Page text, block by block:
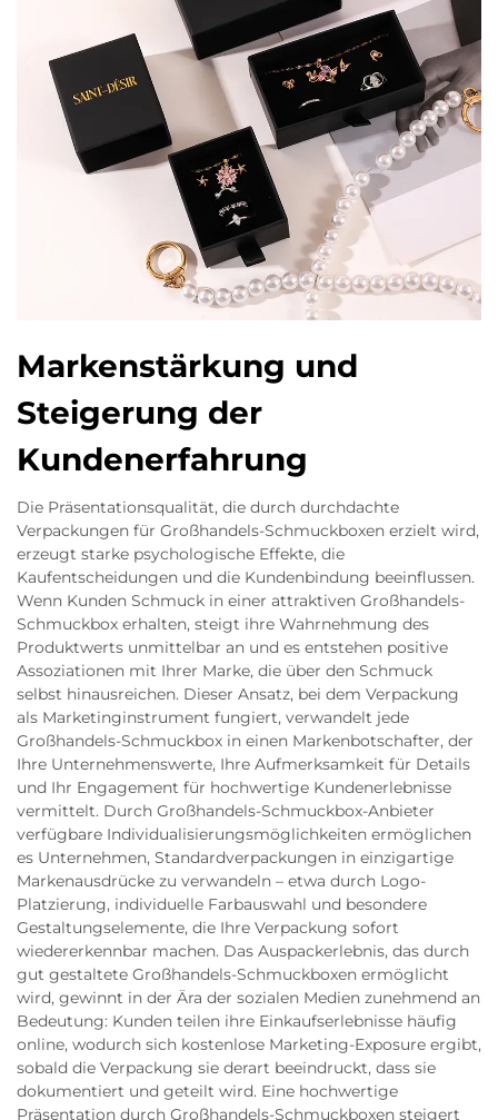
Markenstärkung und
Steigerung der
Kundenerfahrung
Die Präsentationsqualität, die durch durchdachte
Verpackungen für Großhandels-Schmuckboxen erzielt wird,
erzeugt starke psychologische Effekte, die
Kaufentscheidungen und die Kundenbindung beeinflussen.
Wenn Kunden Schmuck in einer attraktiven Großhandels-
Schmuckbox erhalten, steigt ihre Wahrnehmung des
Produktwerts unmittelbar an und es entstehen positive
Assoziationen mit Ihrer Marke, die über den Schmuck
selbst hinausreichen. Dieser Ansatz, bei dem Verpackung
als Marketinginstrument fungiert, verwandelt jede
Großhandels-Schmuckbox in einen Markenbotschafter, der
Ihre Unternehmenswerte, Ihre Aufmerksamkeit für Details
und Ihr Engagement für hochwertige Kundenerlebnisse
vermittelt. Durch Großhandels-Schmuckbox-Anbieter
verfügbare Individualisierungsmöglichkeiten ermöglichen
es Unternehmen, Standardverpackungen in einzigartige
Markenausdrücke zu verwandeln – etwa durch Logo-
Platzierung, individuelle Farbauswahl und besondere
Gestaltungselemente, die Ihre Verpackung sofort
wiedererkennbar machen. Das Auspackerlebnis, das durch
gut gestaltete Großhandels-Schmuckboxen ermöglicht
wird, gewinnt in der Ära der sozialen Medien zunehmend an
Bedeutung: Kunden teilen ihre Einkaufserlebnisse häufig
online, wodurch sich kostenlose Marketing-Exposure ergibt,
sobald die Verpackung sie derart beeindruckt, dass sie
dokumentiert und geteilt wird. Eine hochwertige
Präsentation durch Großhandels-Schmuckboxen steigert